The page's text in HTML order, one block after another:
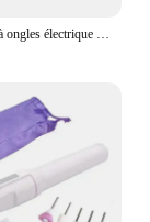
MINI perceuse à ongles électrique professionnelle 5 en 1, Kit de manucure et pédicure, meulage, polissage, Nail Art, lime de ponçage, stylo, outils